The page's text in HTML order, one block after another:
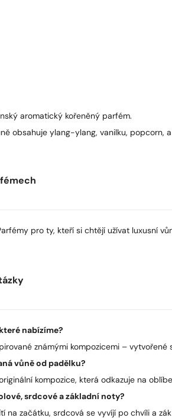
a platby
aromatický kořeněný parfém.
obsahuje ylang-ylang, vanilku, popcorn,
pro ty, kteří si chtějí užívat luxusní
nabízíme?
známými kompozicemi –
vůně od padělku?
kompozice, která odkazuje na
srdcové a základní noty?
na začátku, srdcová se vyvíjí po chvíli a